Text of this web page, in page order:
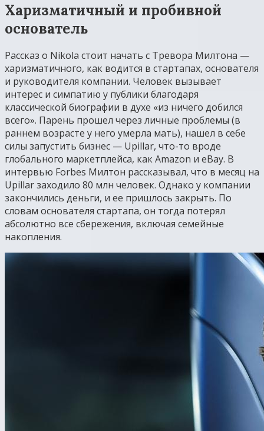
Харизматичный и пробивной
основатель
Рассказ о Nikola стоит начать с Тревора Милтона —
харизматичного, как водится в стартапах, основателя
и руководителя компании. Человек вызывает
интерес и симпатию у публики благодаря
классической биографии в духе «из ничего добился
всего». Парень прошел через личные проблемы (в
раннем возрасте у него умерла мать), нашел в себе
силы запустить бизнес — Upillar, что-то вроде
глобального маркетплейса, как Amazon и eBay. В
интервью Forbes Милтон рассказывал, что в месяц на
Upillar заходило 80 млн человек. Однако у компании
закончились деньги, и ее пришлось закрыть. По
словам основателя стартапа, он тогда потерял
абсолютно все сбережения, включая семейные
накопления.